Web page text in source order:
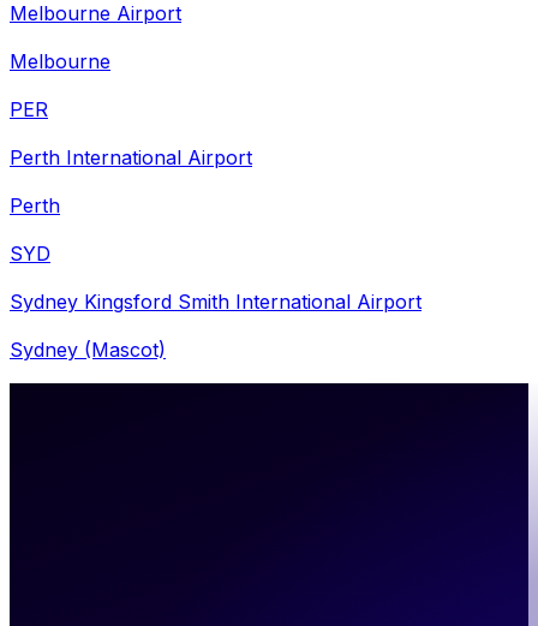
Melbourne Airport
Melbourne
PER
Perth International Airport
Perth
SYD
Sydney Kingsford Smith International Airport
Sydney (Mascot)